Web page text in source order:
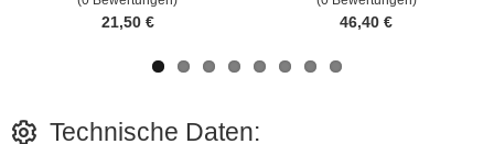
21,50 € 46,40 €
Technische Daten: